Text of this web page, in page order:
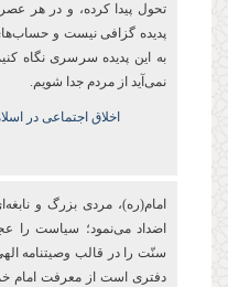
تحول پیدا کرده، و در هر
پدیده گزافی نیست و
به این پدیده سرسری نگاه
نمی‌آید از مردم جدا شویم.
اخلاق اجتماعی در
امام(ره)، مردى بزرگ و
اضداد مى‏‌نمود؛ سیاست را
سنّت را در قالب وصیت‏نامه
دفترى است از معرفت امام